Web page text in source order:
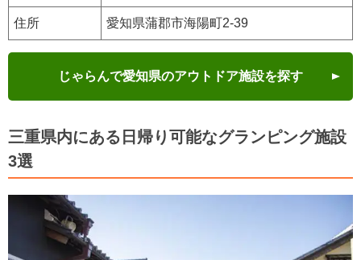
住所 愛知県蒲郡市海陽町2-39
じゃらんで愛知県のアウトドア施設を探す
三重県内にある日帰り可能なグランピング施設
3選